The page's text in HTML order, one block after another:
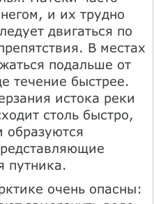
и их трудно
двигаться по
В местах
подальше от
течение быстрее.
истока реки
столь быстро,
образуются
путника.
очень опасны: